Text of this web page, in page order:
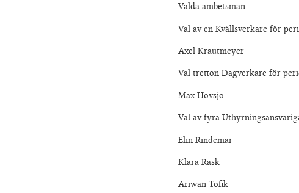
Valda ämbetsmän
Val av en Kvällsverkare för
Axel Krautmeyer
Val tretton Dagverkare för
Max Hovsjö
Val av fyra
Elin Rindemar
Klara Rask
Ariwan Tofik